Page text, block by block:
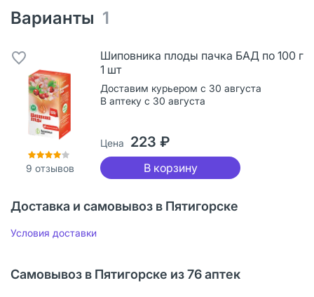
Варианты 1
9 отзывов
Шиповника плоды пачка БАД по 100 г
1 шт
Доставим курьером с 30 августа
В аптеку с 30 августа
Цена 223 ₽
В корзину
Доставка и самовывоз в Пятигорске
Условия доставки
Самовывоз в Пятигорске из 76 аптек